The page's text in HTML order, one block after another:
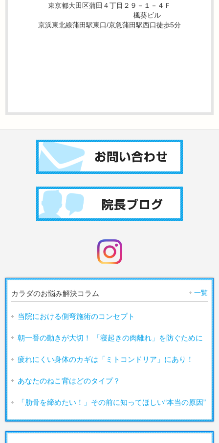
東京都大田区蒲田４丁目２９－１－４Ｆ
楓葵ビル
京浜東北線蒲田駅東口/京急蒲田駅西口徒歩5分
カラダのお悩み解決コラム 一覧
当院における側弯施術のコンセプト
朝一番の動きが大切！ 「寝起きの肉離れ」を防ぐために
疲れにくい身体のカギは「ミトコンドリア」にあり！
あなたのねこ背はどのタイプ？
「肋骨を締めたい！」その前に知ってほしい“本当の原因”